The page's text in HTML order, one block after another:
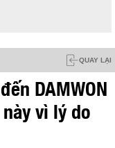
QUAY LẠI
DAMWON
vì lý do